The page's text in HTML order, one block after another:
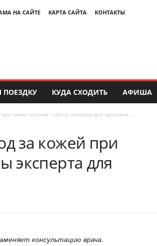
НА САЙТЕ КАРТА САЙТА КОНТАКТЫ
ПОЕЗДКУ КУДА СХОДИТЬ АФИША
смене сезонов: советы эксперта для здоровья...
за кожей при
эксперта для
консультацию врача.